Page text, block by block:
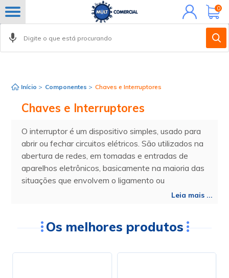
Minha
conta
0
Início > Componentes > Chaves e Interruptores
FILTROS
Chaves e Interruptores
O interruptor é um dispositivo simples, usado para
abrir ou fechar circuitos elétricos. São utilizados na
abertura de redes, em tomadas e entradas de
aparelhos eletrônicos, basicamente na maioria das
situações que envolvem o ligamento ou
Leia mais ...
Os melhores produtos